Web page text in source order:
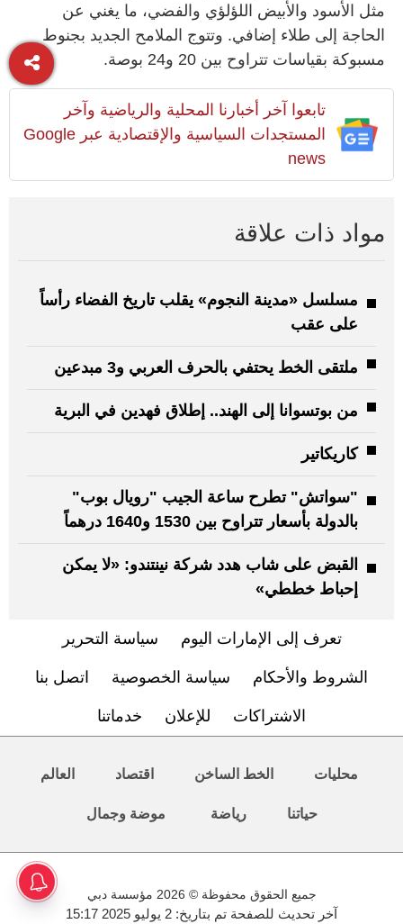
مثل الأسود والأبيض اللؤلؤي والفضي، ما يغني عن
الحاجة إلى طلاء إضافي. وتتوج الملامح الجديد بجنوط
مسبوكة بقياسات تتراوح بين 20 و24 بوصة.
تابعوا آخر أخبارنا المحلية والرياضية وآخر
المستجدات السياسية والإقتصادية عبر Google
news
مواد ذات علاقة
مسلسل «مدينة النجوم» يقلب تاريخ الفضاء رأساً
على عقب
ملتقى الخط يحتفي بالحرف العربي و3 مبدعين
من بوتسوانا إلى الهند.. إطلاق فهدين في البرية
كاريكاتير
"سواتش" تطرح ساعة الجيب "رويال بوب"
بالدولة بأسعار تتراوح بين 1530 و1640 درهماً
القبض على شاب هدد شركة نينتندو: «لا يمكن
إحباط خططي»
تعرف إلى الإمارات اليوم سياسة التحرير
الشروط والأحكام سياسة الخصوصية اتصل بنا
الاشتراكات للإعلان خدماتنا
محليات الخط الساخن اقتصاد العالم
حياتنا رياضة موضة وجمال
جميع الحقوق محفوظة © 2026 مؤسسة دبي
آخر تحديث للصفحة تم بتاريخ: 2 يوليو 2025 15:17